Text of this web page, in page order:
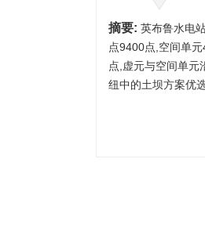
摘要: 英布鲁水电
点9400点,空间单
点,虚元与空间单元
纽中的土坝方案优